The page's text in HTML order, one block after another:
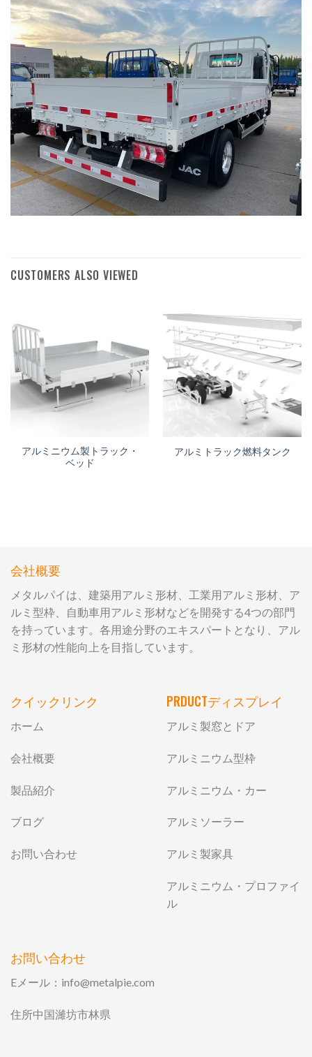
CUSTOMERS ALSO VIEWED
アルミニウム製トラック・
ベッド
アルミトラック燃料タンク
会社概要
メタルパイは、建築用アルミ形材、工業用アルミ形材、ア
ルミ型枠、自動車用アルミ形材などを開発する4つの部門
を持っています。各用途分野のエキスパートとなり、アル
ミ形材の性能向上を目指しています。
クイックリンク
ホーム
会社概要
製品紹介
ブログ
お問い合わせ
PRDUCTディスプレイ
アルミ製窓とドア
アルミニウム型枠
アルミニウム・カー
アルミソーラー
アルミ製家具
アルミニウム・プロファイ
ル
お問い合わせ
Eメール： info@metalpie.com
住所中国濰坊市林県